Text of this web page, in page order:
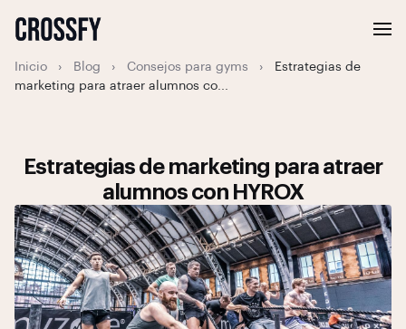
Inicio › Blog › Consejos para gyms ›
Estrategias de
marketing para atraer alumnos co...
Estrategias de marketing para atraer
alumnos con HYROX